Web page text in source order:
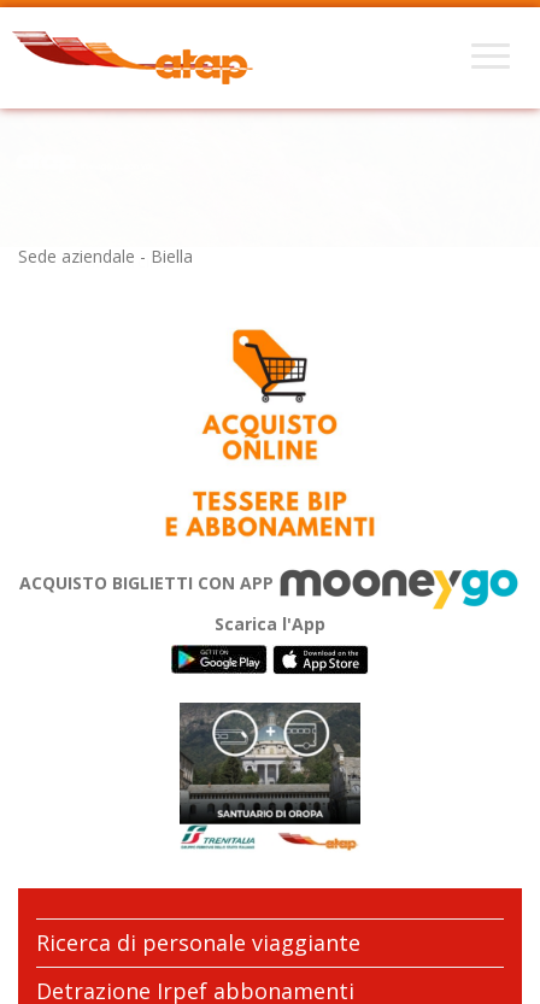
Sede aziendale - Biella
ACQUISTO BIGLIETTI CON APP
Scarica l'App
Ricerca di personale viaggiante
Detrazione Irpef abbonamenti